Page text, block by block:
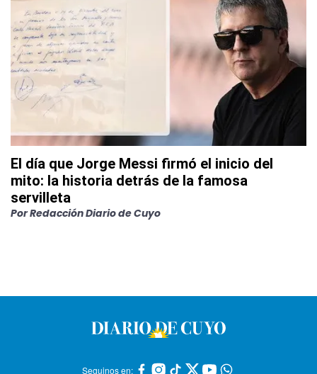
El día que Jorge Messi firmó el inicio del
mito: la historia detrás de la famosa
servilleta
PorRedacción Diario de Cuyo
Seguinos en: